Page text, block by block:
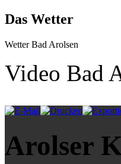
Das Wetter
Wetter Bad Arolsen
Video Bad
Arolser